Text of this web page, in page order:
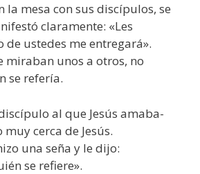
la mesa con sus discípulos, se
claramente: «Les
de ustedes me entregará».
miraban unos a otros, no
se refería.
al que Jesús amaba-
cerca de Jesús.
una seña y le dijo:
se refiere».